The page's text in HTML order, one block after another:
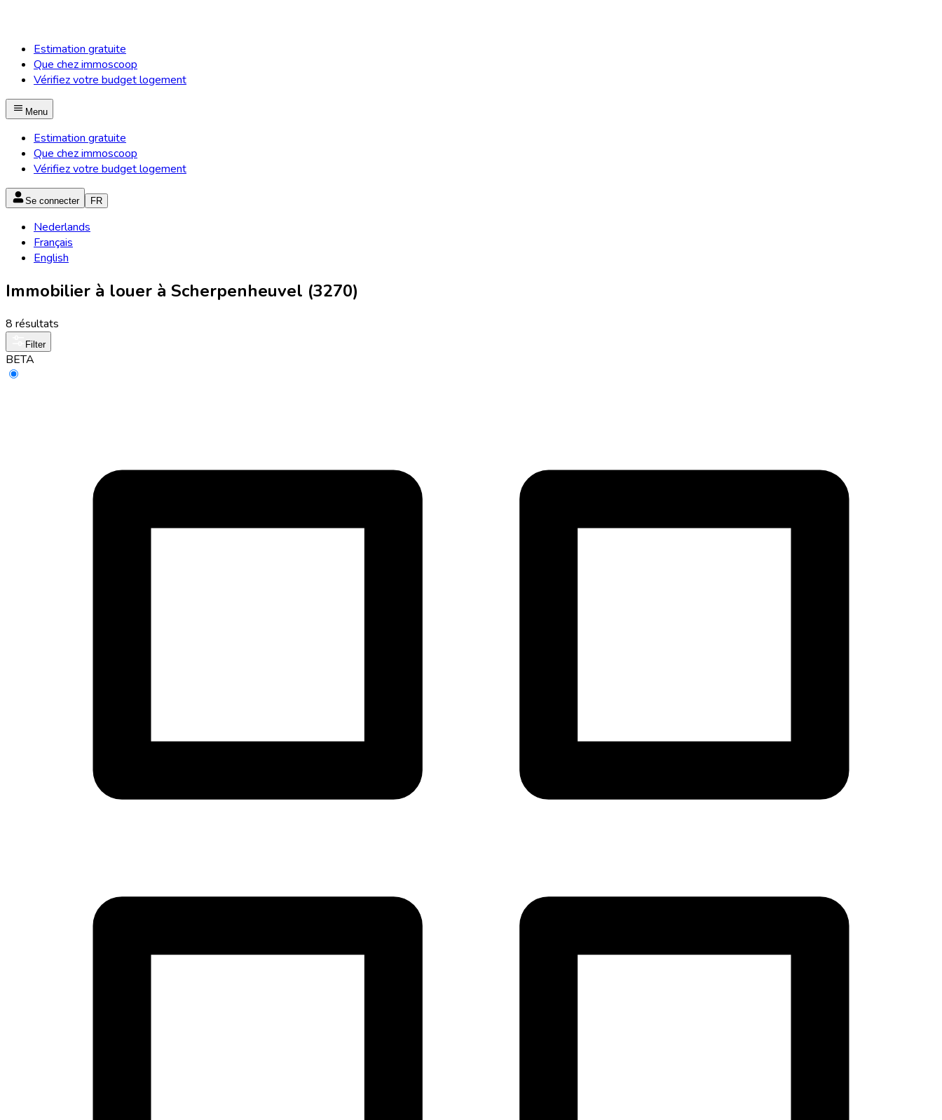
Estimation gratuite
Que chez immoscoop
Vérifiez votre budget logement
Menu
Estimation gratuite
Que chez immoscoop
Vérifiez votre budget logement
Se connecter FR
Nederlands
Français
English
Immobilier à louer à Scherpenheuvel (3270)
8 résultats
Filter
BETA